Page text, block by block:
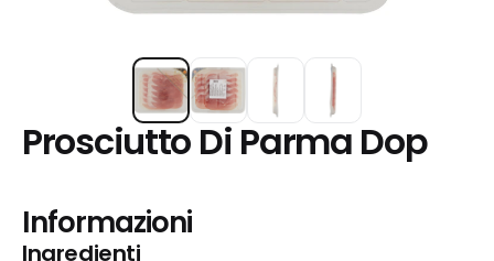
Prosciutto Di Parma Dop
Informazioni
Ingredienti